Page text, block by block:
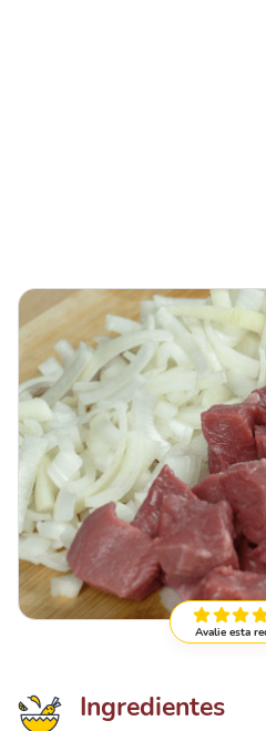
Avalie esta
Ingredientes